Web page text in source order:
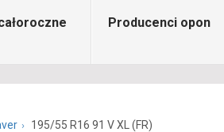
Producenci opon
195/55 R16 91 V XL (FR)